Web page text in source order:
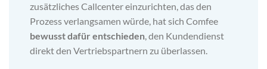
zusätzliches Callcenter einzurichten, das den
Prozess verlangsamen würde, hat sich Comfee
bewusst dafür entschieden, den Kundendienst
direkt den Vertriebspartnern zu überlassen.